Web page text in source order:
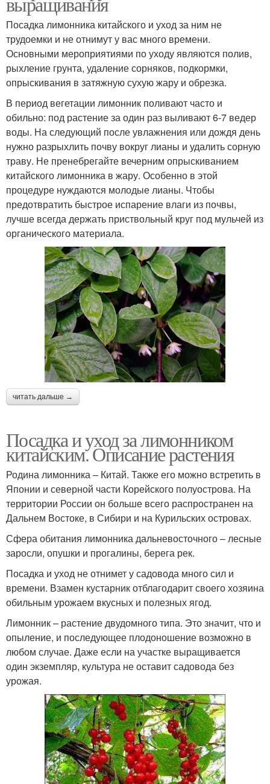
Посадка лимонника китайского и уход за ним не
трудоемки и не отнимут у вас много времени.
Основными мероприятиями по уходу являются полив,
рыхление грунта, удаление сорняков, подкормки,
опрыскивания в затяжную сухую жару и обрезка.
В период вегетации лимонник поливают часто и
обильно: под растение за один раз выливают 6-7 ведер
воды. На следующий после увлажнения или дождя день
нужно разрыхлить почву вокруг лианы и удалить сорную
траву. Не пренебрегайте вечерним опрыскиванием
китайского лимонника в жару. Особенно в этой
процедуре нуждаются молодые лианы. Чтобы
предотвратить быстрое испарение влаги из почвы,
лучше всегда держать приствольный круг под мульчей из
органического материала.
читать дальше →
Посадка и уход за лимонником
китайским. Описание растения
Родина лимонника – Китай. Также его можно встретить в
Японии и северной части Корейского полуострова. На
территории России он больше всего распространен на
Дальнем Востоке, в Сибири и на Курильских островах.
Сфера обитания лимонника дальневосточного – лесные
заросли, опушки и прогалины, берега рек.
Посадка и уход не отнимет у садовода много сил и
времени. Взамен кустарник отблагодарит своего хозяина
обильным урожаем вкусных и полезных ягод.
Лимонник – растение двудомного типа. Это значит, что и
опыление, и последующее плодоношение возможно в
любом случае. Даже если на участке выращивается
один экземпляр, культура не оставит садовода без
урожая.